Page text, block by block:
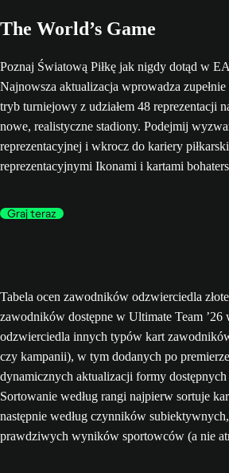
The World’s Game
Poznaj Światową Piłkę jak nigdy dotąd w
Najnowsza aktualizacja wprowadza
tryb turniejowy z udziałem 48 reprezentacji
nowe, realistyczne stadiony. Podejmij
reprezentacyjnej i wkrocz do kariery
reprezentacyjnymi Ikonami i kartami
Graj teraz
Tabela ocen zawodników odzwierciedla
zawodników dostępne w Ultimate Team
odzwierciedla innych typów kart
czy kampanii), w tym dodanych po
dynamicznych aktualizacji formy
Sortowanie według rangi najpierw sortuje
następnie według czynników
prawdziwych wyników sportowców (a nie